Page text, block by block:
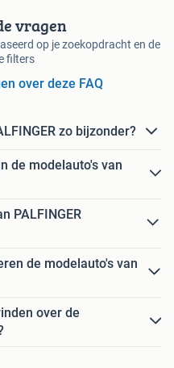
vragen
op je zoekopdracht en de
filters
over deze FAQ
zo bijzonder?
de modelauto's van
PALFINGER
de modelauto's van
over de